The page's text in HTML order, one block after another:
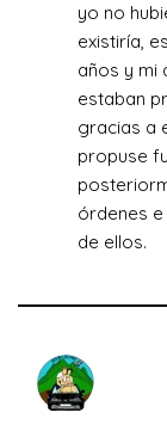
yo no
existiría,
años y mi
estaban
gracias a
propuse
órdenes e
de ellos.